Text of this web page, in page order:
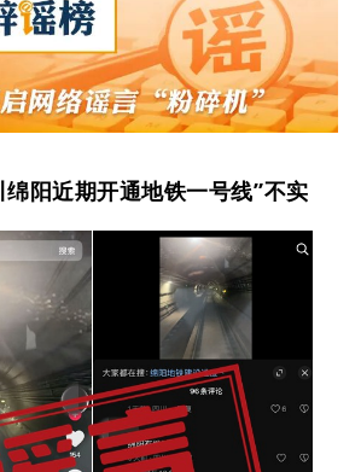
绵阳近期开通地铁一号线”不实